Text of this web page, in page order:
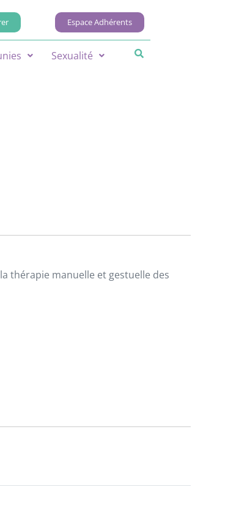
Espace Adhérents
Sexualité
thérapie manuelle et gestuelle des